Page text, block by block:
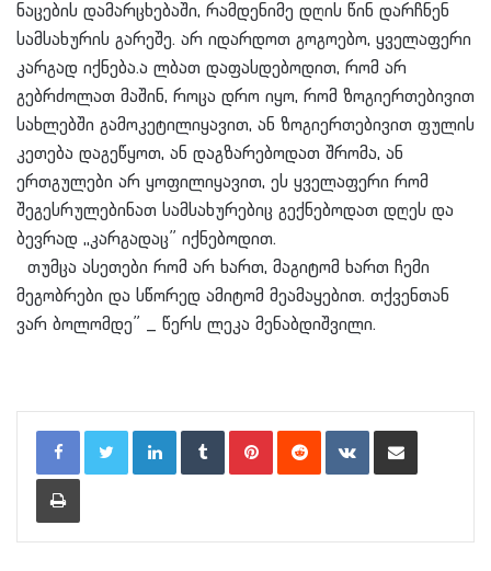
ნაცების დამარცხებაში, რამდენიმე დღის წინ დარჩნენ
სამსახურის გარეშე. არ იდარდოთ გოგოებო, ყველაფერი
კარგად იქნება.ა ლბათ დაფასდებოდით, რომ არ
გებრძოლათ მაშინ, როცა დრო იყო, რომ ზოგიერთებივით
სახლებში გამოკეტილიყავით, ან ზოგიერთებივით ფულის
კეთება დაგეწყოთ, ან დაგზარებოდათ შრომა, ან
ერთგულები არ ყოფილიყავით, ეს ყველაფერი რომ
შეგესრულებინათ სამსახურებიც გექნებოდათ დღეს და
ბევრად ,,კარგადაც” იქნებოდით.
თუმცა ასეთები რომ არ ხართ, მაგიტომ ხართ ჩემი
მეგობრები და სწორედ ამიტომ მეამაყებით. თქვენთან
ვარ ბოლომდე” _ წერს ლეკა მენაბდიშვილი.
LinkedInTumblr PinterestReddit VKontakteShare via Email
Print